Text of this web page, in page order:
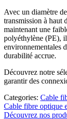
Avec un diamètre
transmission à haut
maintenant une
polyéthylène (PE),
environnementales
durabilité accrue.
Découvrez notre
garantir des
Categories: Cable
Cable fibre optique
Découvrez nos